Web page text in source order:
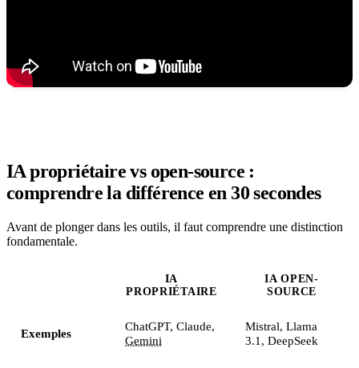
IA propriétaire vs open-source :
comprendre la différence en 30 secondes
Avant de plonger dans les outils, il faut comprendre une distinction
fondamentale.
IA
PROPRIÉTAIRE
IA OPEN-
SOURCE
Exemples
ChatGPT, Claude,
Gemini
Mistral, Llama
3.1, DeepSeek